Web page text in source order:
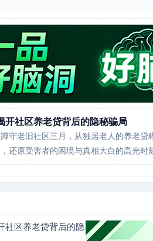
开社区养老贷背后的隐秘骗局
守老旧社区三月，从独居老人的养老贷
还原受害者的困境与真相大白的高光时
社区养老贷背后的隐